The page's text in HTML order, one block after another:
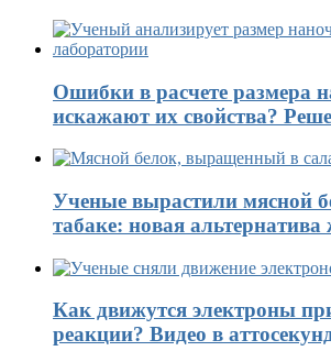
Ошибки в расчете размера
искажают их свойства?
Ученые вырастили мясной
табаке: новая
Как движутся электроны
реакции? Видео в